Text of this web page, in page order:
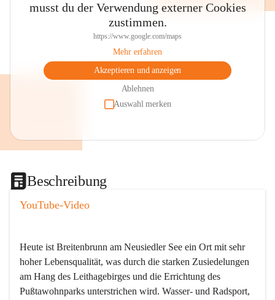
musst du der Verwendung externer Cookies
zustimmen.
https://www.google.com/maps
Mehr erfahren
Akzeptieren und anzeigen
Ablehnen
Auswahl merken
Beschreibung
YouTube-Video
Heute ist Breitenbrunn am Neusiedler See ein Ort mit sehr
hoher Lebensqualität, was durch die starken Zusiedelungen
am Hang des Leithagebirges und die Errichtung des
Pußtawohnparks unterstrichen wird. Wasser- und Radsport,